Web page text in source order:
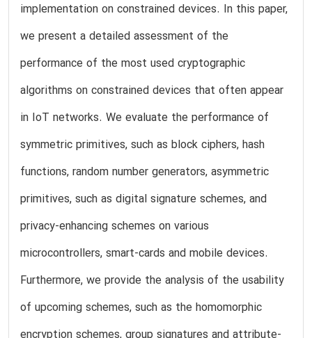
implementation on constrained devices. In this paper,
we present a detailed assessment of the
performance of the most used cryptographic
algorithms on constrained devices that often appear
in IoT networks. We evaluate the performance of
symmetric primitives, such as block ciphers, hash
functions, random number generators, asymmetric
primitives, such as digital signature schemes, and
privacy-enhancing schemes on various
microcontrollers, smart-cards and mobile devices.
Furthermore, we provide the analysis of the usability
of upcoming schemes, such as the homomorphic